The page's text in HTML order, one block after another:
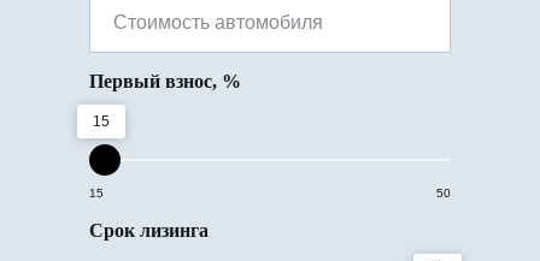
Стоимость автомобиля
Первый взнос, %
15
15 50
Срок лизинга